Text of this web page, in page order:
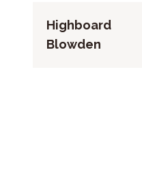
Highboard
Blowden